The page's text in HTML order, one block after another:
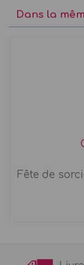
Dans la
Fête de